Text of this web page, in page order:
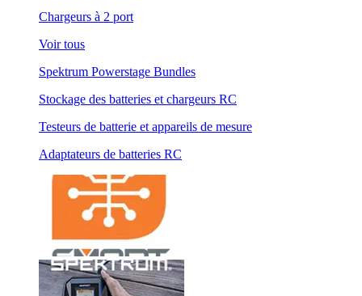
Chargeurs à 2 port
Voir tous
Spektrum Powerstage Bundles
Stockage des batteries et chargeurs RC
Testeurs de batterie et appareils de mesure
Adaptateurs de batteries RC